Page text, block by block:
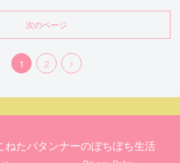
次のページ
1 2
ねたパタンナーのぼちぼち生活